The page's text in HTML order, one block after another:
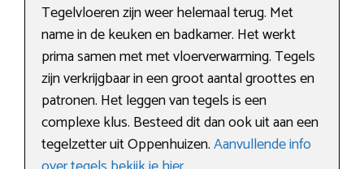
Tegelvloeren zijn weer helemaal terug. Met
name in de keuken en badkamer. Het werkt
prima samen met met vloerverwarming. Tegels
zijn verkrijgbaar in een groot aantal groottes en
patronen. Het leggen van tegels is een
complexe klus. Besteed dit dan ook uit aan een
tegelzetter uit Oppenhuizen.Aanvullende info